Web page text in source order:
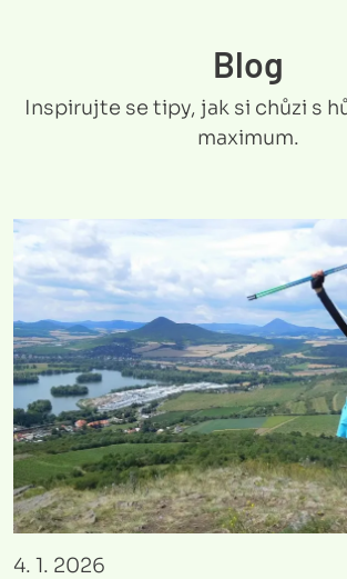
Blog
Inspirujte se tipy, jak si chůzi s
maximum.
4. 1. 2026